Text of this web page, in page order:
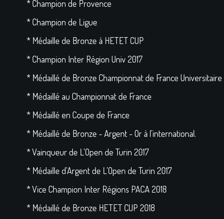
* Champion de Provence
* Champion de Ligue
* Médaille de Bronze à HETET CUP
* Champion Inter Région Univ 2017
* Médaillé de Bronze Championnat de France Universitaire
* Médaillé au Championnat de France
* Médaillé en Coupe de France
* Médaillé de Bronze - Argent - Or à l'international.
* Vainqueur de L'Open de Turin 2017
* Médaille d'Argent de L'Open de Turin 2017
* Vice Champion Inter Régions PACA 2018
* Médaillé de Bronze HETET CUP 2018